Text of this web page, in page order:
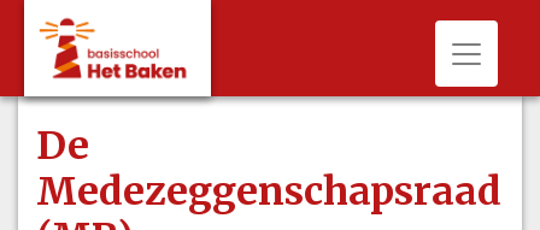
De
Medezeggenschapsraad